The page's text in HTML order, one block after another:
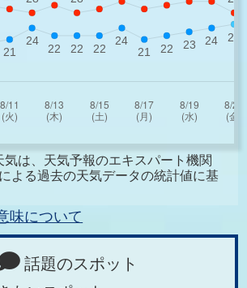
は、天気予報のエキスパート機関
よる過去の天気データの統計値に基
味について
話題のスポット